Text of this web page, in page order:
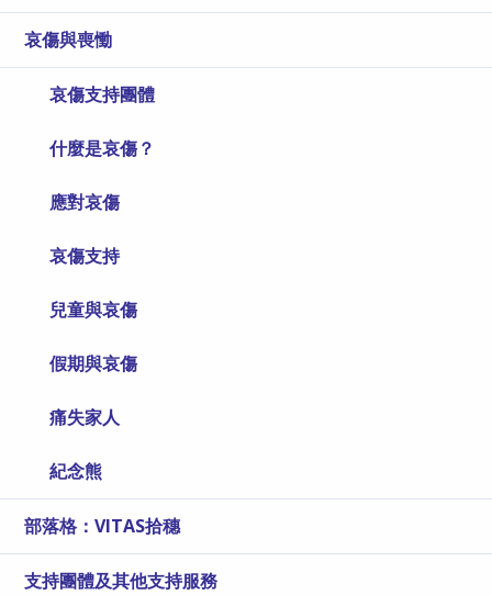
哀傷與喪慟
哀傷支持團體
什麼是哀傷？
應對哀傷
哀傷支持
兒童與哀傷
假期與哀傷
痛失家人
紀念熊
部落格：VITAS拾穗
支持團體及其他支持服務